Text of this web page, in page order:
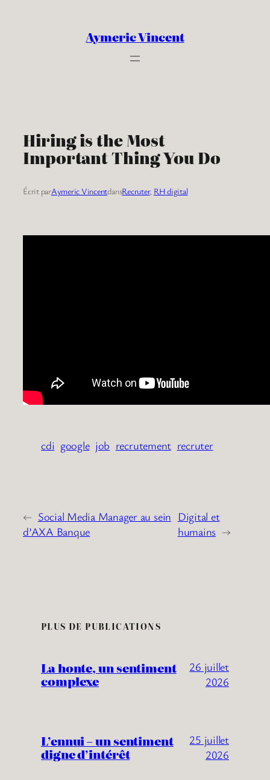
Aymeric Vincent
Hiring is the Most
Important Thing You Do
Écrit parAymeric VincentdansRecruter, RH digital
cdi google job recrutement recruter
← Social Media Manager au sein
d’AXA Banque
Digital et
humains →
PLUS DE PUBLICATIONS
La honte, un sentiment
complexe
26 juillet
2026
L’ennui – un sentiment
digne d’intérêt
25 juillet
2026